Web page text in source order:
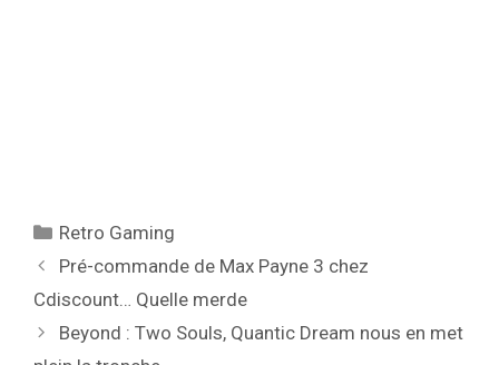
Catégories
Retro Gaming
Pré-commande de Max Payne 3 chez
Cdiscount… Quelle merde
Beyond : Two Souls, Quantic Dream nous en met